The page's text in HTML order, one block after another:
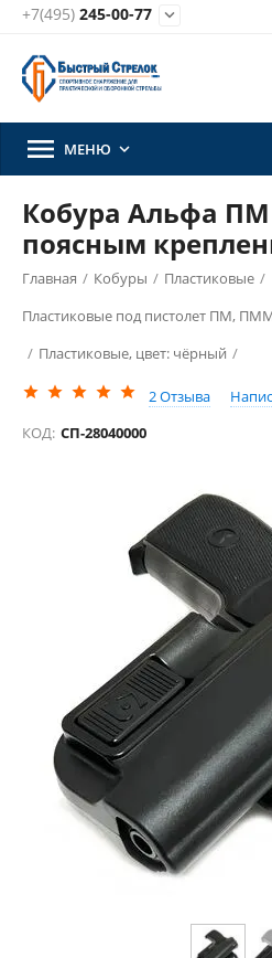
+7(495) 245-00-77 
 МЕНЮ 
Кобура Альфа
поясным
Главная / Кобуры / Пластиковые /
Пластиковые под пистолет ПМ,
/ Пластиковые, цвет: чёрный /
2Отзыва
КОД: СП-28040000